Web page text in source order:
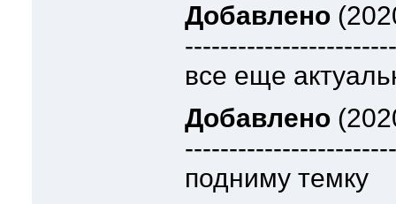
Добавлено
все еще
Добавлено
подниму темку